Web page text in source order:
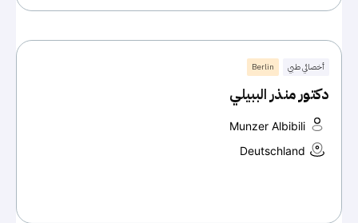
أخصائي طبي Berlin
دكتور منذر الببيلي
Munzer Albibili
Deutschland